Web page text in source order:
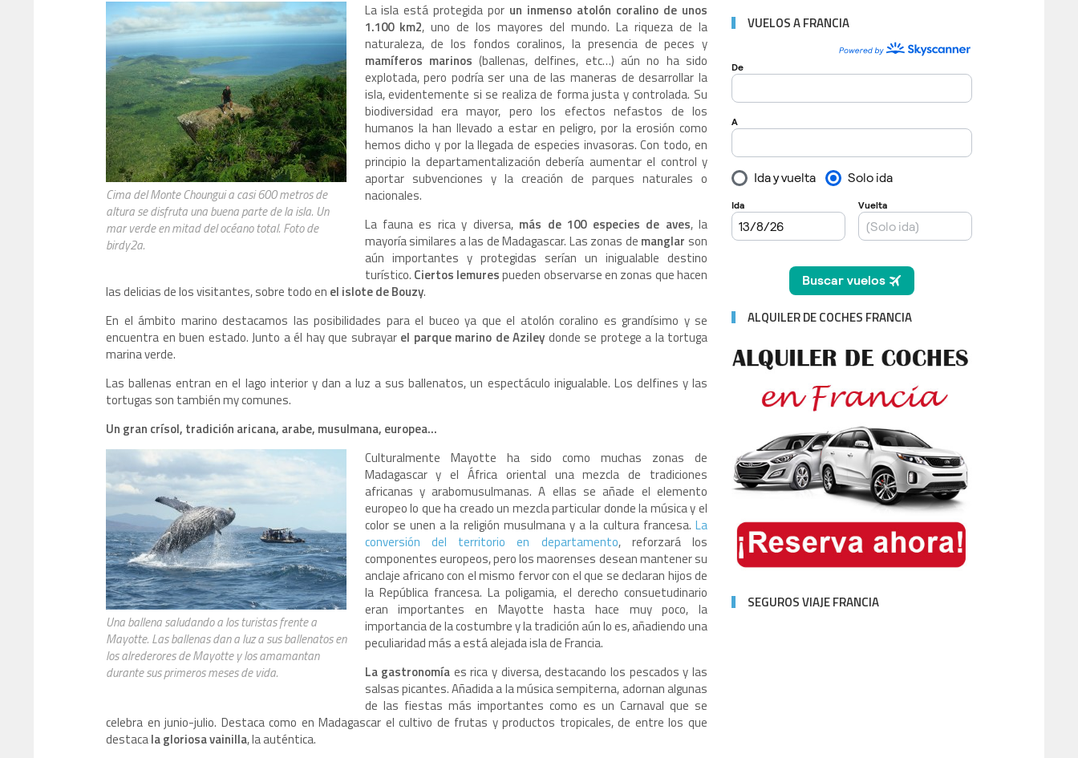
Cima del Monte Choungui a casi 600 metros de
altura se disfruta una buena parte de la isla. Un
mar verde en mitad del océano total. Foto de
birdy2a.
La isla está protegida por un inmenso atolón coralino de unos
1.100 km2, uno de los mayores del mundo. La riqueza de la
naturaleza, de los fondos coralinos, la presencia de peces y
mamíferos marinos (ballenas, delfines, etc…) aún no ha sido
explotada, pero podría ser una de las maneras de desarrollar la
isla, evidentemente si se realiza de forma justa y controlada. Su
biodiversidad era mayor, pero los efectos nefastos de los
humanos la han llevado a estar en peligro, por la erosión como
hemos dicho y por la llegada de especies invasoras. Con todo, en
principio la departamentalización debería aumentar el control y
aportar subvenciones y la creación de parques naturales o
nacionales.
La fauna es rica y diversa, más de 100 especies de aves, la
mayoría similares a las de Madagascar. Las zonas de manglar son
aún importantes y protegidas serían un inigualable destino
turístico. Ciertos lemurespueden observarse en zonas que hacen
las delicias de los visitantes, sobre todo en el islote de Bouzy.
En el ámbito marino destacamos las posibilidades para el buceo ya que el atolón coralino es grandísimo y se
encuentra en buen estado. Junto a él hay que subrayar el parque marino de Aziley donde se protege a la tortuga
marina verde.
Las ballenas entran en el lago interior y dan a luz a sus ballenatos, un espectáculo inigualable. Los delfines y las
tortugas son también my comunes.
Un gran crísol, tradición aricana, arabe, musulmana, europea…
Una ballena saludando a los turistas frente a
Mayotte. Las ballenas dan a luz a sus ballenatos en
los alrederores de Mayotte y los amamantan
durante sus primeros meses de vida.
Culturalmente Mayotte ha sido como muchas zonas de
Madagascar y el África oriental una mezcla de tradiciones
africanas y arabomusulmanas. A ellas se añade el elemento
europeo lo que ha creado un mezcla particular donde la música y el
color se unen a la religión musulmana y a la cultura francesa. La
conversión del territorio en departamento, reforzará los
componentes europeos, pero los maorenses desean mantener su
anclaje africano con el mismo fervor con el que se declaran hijos de
la República francesa. La poligamia, el derecho consuetudinario
eran importantes en Mayotte hasta hace muy poco, la
importancia de la costumbre y la tradición aún lo es, añadiendo una
peculiaridad más a está alejada isla de Francia.
La gastronomía es rica y diversa, destacando los pescados y las
salsas picantes. Añadida a la música sempiterna, adornan algunas
de las fiestas más importantes como es un Carnaval que se
celebra en junio-julio. Destaca como en Madagascar el cultivo de frutas y productos tropicales, de entre los que
destacala gloriosa vainilla, la auténtica.
VUELOS A FRANCIA
ALQUILER DE COCHES FRANCIA
SEGUROS VIAJE FRANCIA